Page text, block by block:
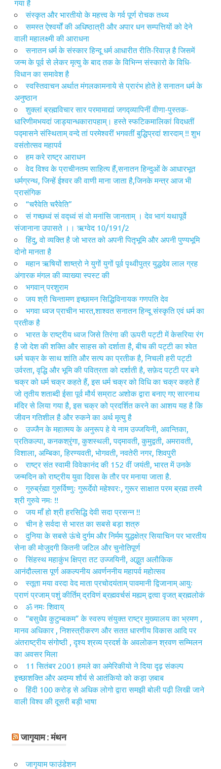
गया है
संस्कृत और भारतीयो के महत्त्व के गर्व पूर्ण रोचक तथ्य
समस्त ऐश्वर्यों की अधिष्ठात्री और अपार धन सम्पत्तियों को देने
वाली महालक्ष्मी की आराधना
सनातन धर्म के संस्कार हिन्दू धर्म आधारीत रीति-रिवाज़ है जिसमें
जन्म के पूर्व से लेकर मृत्यु के बाद तक के विभिन्न संस्कारो के विधि-
विधान का समावेश है
स्वस्तिवाचन अर्थात मंगलकामनाये से प्रारंभ होते हे सनातन धर्म के
अनुष्ठान
शुक्लां ब्रह्मविचार सार परमामाद्यां जगद्व्यापिनीं वीणा-पुस्तक-
धारिणीमभयदां जाड्यान्धकारापहाम्‌। हस्ते स्फटिकमालिकां विदधतीं
पद्मासने संस्थिताम्‌ वन्दे तां परमेश्वरीं भगवतीं बुद्धिप्रदां शारदाम्‌ !! शुभ
वसंतोत्सव महापर्व
हम करे राष्ट्र आराधन
वेद विश्व के प्राचीनतम साहित्य हैं,सनातन हिन्दुओं के आधारभूत
धर्मग्रन्थ, जिन्हें ईश्वर की वाणी माना जाता है,जिनके मन्त्र आज भी
प्रासंगिक
“चरैवेति चरैवेति”
सं गच्छध्वं सं वद्ध्वं सं वो मनांसि जानताम् । देव भागं यथापूर्वे
संजानाना उपासते ।। ऋग्वेद 10/191/2
हिंदु, वो व्यक्ति है जो भारत को अपनी पितृभूमि और अपनी पुण्यभूमि
दोनो मानता है
महान ऋषियों शाष्त्रो ने युगों युगों पूर्व पृथ्वीपुत्र युद्धदेव लाल ग्रह
अंगारक मंगल की व्याख्या स्पस्ट की
भगवान् परशुराम
जय श्री चिन्तामण इच्छामन सिद्धिविनायक गणपति देव
भगवा ध्वज प्राचीन भारत,शाश्वत सनातन हिन्दू संस्कृति एवं धर्म का
प्रतीक है
भारत के राष्ट्रीय ध्वज जिसे तिरंगा की ऊपरी पट्टी में केसरिया रंग
है जो देश की शक्ति और साहस को दर्शाता है, बीच की पट्टी का श्वेत
धर्म चक्र के साथ शांति और सत्य का प्रतीक है, निचली हरी पट्टी
उर्वरता, वृद्धि और भूमि की पवित्रता को दर्शाती है, सफ़ेद पट्टी पर बने
चक्र को धर्म चक्र कहते हैं, इस धर्म चक्र को विधि का चक्र कहते हैं
जो तृतीय शताब्दी ईसा पूर्व मौर्य सम्राट अशोक द्वारा बनाए गए सारनाथ
मंदिर से लिया गया है, इस चक्र को प्रदर्शित करने का आशय यह है कि
जीवन गति‍शील है और रुकने का अर्थ मृत्यु है
उज्जैन के महात्मय के अनुरूप हे ये नाम उज्जयिनी, अवन्तिका,
प्रतिकल्पा, कनकश्रृंगा, कुशस्‍थली, पद्मावती, कुमुद्वती, अमरावती,
विशाला, अम्बिका, हिरण्यवती, भोगवती, नवतेरी नगर, शिवपुरी
राष्ट्र संत स्वामी विवेकानंद की 152 वीं जयंती, भारत में उनके
जन्मदिन को राष्ट्रीय युवा दिवस के तौर पर मनाया जाता है.
गुरुर्ब्रह्मा गुरुर्विष्णुः गुरूर्देवो महेश्वरः, गुरूर साक्षात परम ब्रह्म तस्मै
श्री गुरुवे नमः !!
जय माँ हो श्री हरसिद्धि देवी सदा प्रसन्न !!
चीन हे सर्वदा से भारत का सबसे बड़ा शत्रु
दुनिया के सबसे ऊंचे दुर्गम और निर्मम युद्धक्षेत्र सियाचिन पर भारतीय
सेना की मोजुदगी कितनी जटिल और चुनोतिपूर्ण
सिंहस्थ महाकुंभ क्षिप्रा तट उज्जयिनी, अद्भुत अलौकिक
आनंदौल्लास पूर्ण अकल्पनीय अवर्णननीय महापर्व महोत्सव
स्तूता मया वरदा वेद माता प्रचोदयंताम् पावमानी द्विजानाम् आयुः
प्राणं प्रजाम् पशुं कीर्तिम् द्रविणं ब्रह्मवर्चसं मह्यम् द्वत्वा वृजत् ब्रह्मलोकं
ॐ नमः शिवाय्
“बसुधैव कुटुम्बकम” के स्वरुप संयुक्त राष्ट्र मुख्यालय का भ्रमण ,
मानव अधिकार , निशस्त्रीकरण और सतत धारणीय विकास आदि पर
अंतराष्ट्रीय संगोष्ठी , दृश्य श्रव्य प्रदर्श के अवलोकन श्रवण सम्मिलन
का अवसर मिला
11 सितंबर 2001 हमले का अमेरिकीयो ने दिया दृढ़ संकल्प
इच्छाशक्ति और अदम्य शौर्य से आतंकियो को कड़ा ज़बाब
हिंदी 100 करोड़ से अधिक लोगो द्वारा समझी बोली पढ़ी लिखी जाने
वाली विश्व की दूसरी बड़ी भाषा
जागृयाम : मंथन
जागृयाम फाउंडेशन